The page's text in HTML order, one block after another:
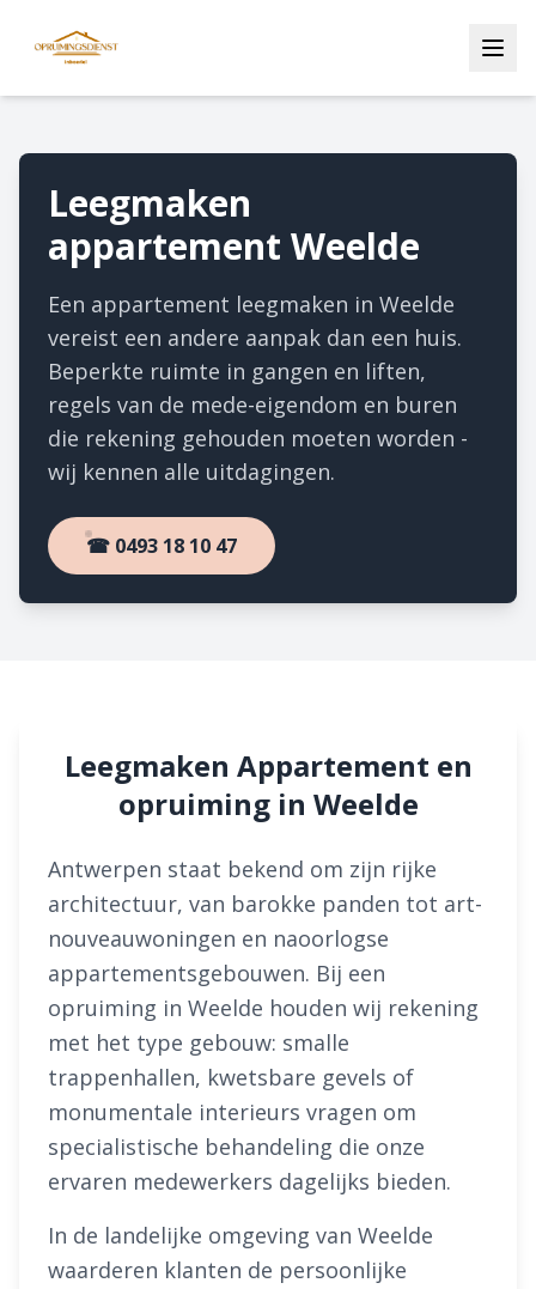
Leegmaken
appartement Weelde
Een appartement leegmaken in Weelde
vereist een andere aanpak dan een huis.
Beperkte ruimte in gangen en liften,
regels van de mede-eigendom en buren
die rekening gehouden moeten worden -
wij kennen alle uitdagingen.
☎ 0493 18 10 47
Leegmaken Appartement en
opruiming in Weelde
Antwerpen staat bekend om zijn rijke
architectuur, van barokke panden tot art-
nouveauwoningen en naoorlogse
appartementsgebouwen. Bij een
opruiming in Weelde houden wij rekening
met het type gebouw: smalle
trappenhallen, kwetsbare gevels of
monumentale interieurs vragen om
specialistische behandeling die onze
ervaren medewerkers dagelijks bieden.
In de landelijke omgeving van Weelde
waarderen klanten de persoonlijke